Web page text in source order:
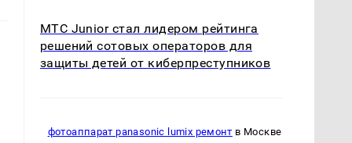
МТС Junior стал лидером рейтинга
решений сотовых операторов для
защиты детей от киберпреступников
фотоаппарат panasonic lumix ремонт в Москве